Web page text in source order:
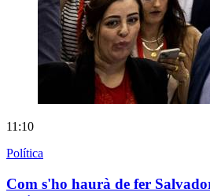
11:10
Política
Com s'ho haurà de fer